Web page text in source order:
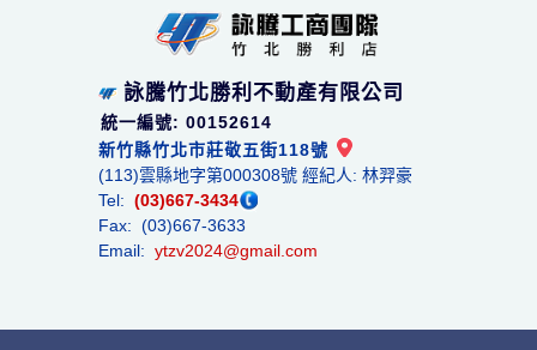
詠騰竹北勝利不動產有限公司
統一編號: 00152614
新竹縣竹北市莊敬五街118號
(113)雲縣地字第000308號 經紀人: 林羿豪
Tel: (03)667-3434
Fax: (03)667-3633
Email: ytzv2024@gmail.com